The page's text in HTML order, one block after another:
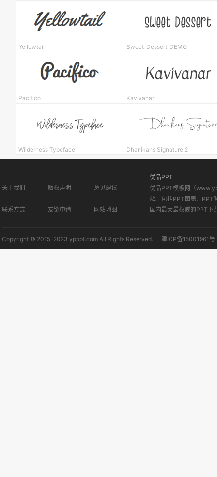
Yellowtail Sweet_Dessert_DEMO
Pacifico Kavivanar
Wilderness Typeface Dhanikans Signature 2
关于我们 版权声明 意见建议
联系方式 友链申请 网站地图
优品PPT
优品PPT模板网（
站。包括PPT图表、PPT
国内最大最权威的PPT下
Copyright © 2015-2023 ypppt.com All Rights Reserved. 津ICP备15001961号